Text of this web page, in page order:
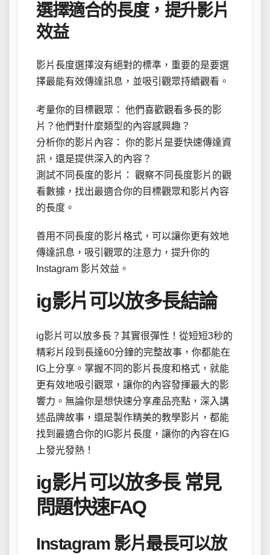
選擇適合的長度，提升影片
效益
影片長度選擇沒有絕對的標準，重要的是要選
擇最能有效傳達訊息，並吸引觀眾持續觀看。
考量你的目標觀眾： 他們喜歡觀看多長的影
片？他們對什麼類型的內容感興趣？
分析你的影片內容： 你的影片是要快速傳達資
訊，還是提供深入的內容？
測試不同長度的影片： 觀察不同長度影片的觀
看數據，找出最適合你的目標觀眾和影片內容
的長度。
善用不同長度的影片格式，可以讓你更有效地
傳達訊息，吸引觀眾的注意力，提升你的
Instagram 影片效益。
ig影片可以放多長結論
ig影片可以放多長？其實很彈性！從短短3秒的
精彩片段到長達60分鐘的完整故事，你都能在
IG上分享。掌握不同的影片長度和格式，就能
更有效地吸引觀眾，讓你的內容發揮最大的影
響力。無論你是想快速分享產品亮點，深入講
述品牌故事，還是製作精美的教學影片，都能
找到最適合你的IG影片長度，讓你的內容在IG
上發光發熱！
ig影片可以放多長 常見
問題快速FAQ
Instagram 影片最長可以放